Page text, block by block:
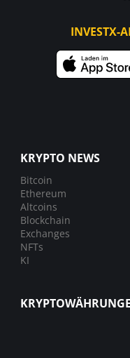
INVESTX-
KRYPTO NEWS
Bitcoin
Ethereum
Altcoins
Blockchain
Exchanges
NFTs
KI